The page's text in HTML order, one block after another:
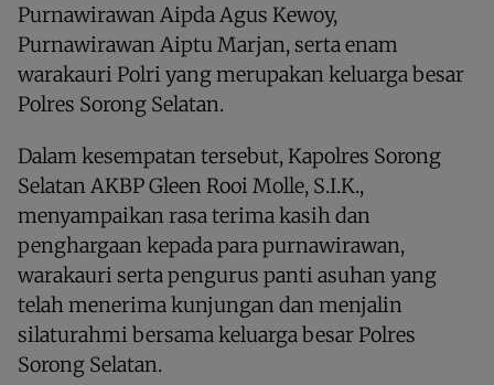
Purnawirawan Aipda Agus Kewoy,
Purnawirawan Aiptu Marjan, serta enam
warakauri Polri yang merupakan keluarga besar
Polres Sorong Selatan.
Dalam kesempatan tersebut, Kapolres Sorong
Selatan AKBP Gleen Rooi Molle, S.I.K.,
menyampaikan rasa terima kasih dan
penghargaan kepada para purnawirawan,
warakauri serta pengurus panti asuhan yang
telah menerima kunjungan dan menjalin
silaturahmi bersama keluarga besar Polres
Sorong Selatan.